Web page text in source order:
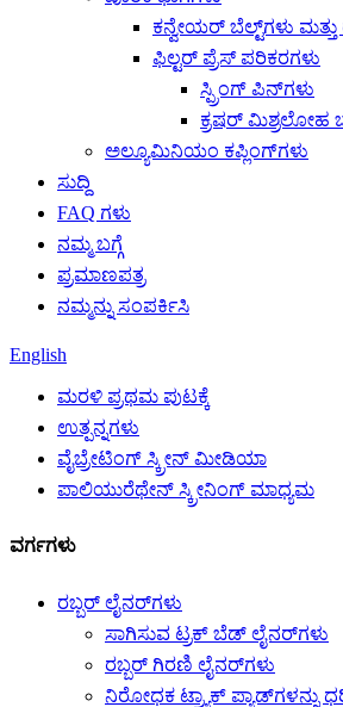
ಕನ್ವೇಯರ್ ಬೆಲ್ಟ್‌ಗಳು
ಫಿಲ್ಟರ್ ಪ್ರೆಸ್ ಪರಿಕರಗಳು
ಸ್ಪ್ರಿಂಗ್ ಪಿನ್‌ಗಳು
ಕ್ರಷರ್ ಮಿಶ್ರಲೋಹ
ಅಲ್ಯೂಮಿನಿಯಂ ಕಪ್ಲಿಂಗ್‌ಗಳು
ಸುದ್ದಿ
FAQ ಗಳು
ನಮ್ಮ ಬಗ್ಗೆ
ಪ್ರಮಾಣಪತ್ರ
ನಮ್ಮನ್ನು ಸಂಪರ್ಕಿಸಿ
English
ಮರಳಿ ಪ್ರಥಮ ಪುಟಕ್ಕೆ
ಉತ್ಪನ್ನಗಳು
ವೈಬ್ರೇಟಿಂಗ್ ಸ್ಕ್ರೀನ್ ಮೀಡಿಯಾ
ಪಾಲಿಯುರೆಥೇನ್ ಸ್ಕ್ರೀನಿಂಗ್ ಮಾಧ್ಯಮ
ವರ್ಗಗಳು
ರಬ್ಬರ್ ಲೈನರ್‌ಗಳು
ಸಾಗಿಸುವ ಟ್ರಕ್ ಬೆಡ್ ಲೈನರ್‌ಗಳು
ರಬ್ಬರ್ ಗಿರಣಿ ಲೈನರ್‌ಗಳು
ನಿರೋಧಕ ಟ್ರ್ಯಾಕ್ ಪ್ಯಾಡ್‌ಗಳನ್ನು